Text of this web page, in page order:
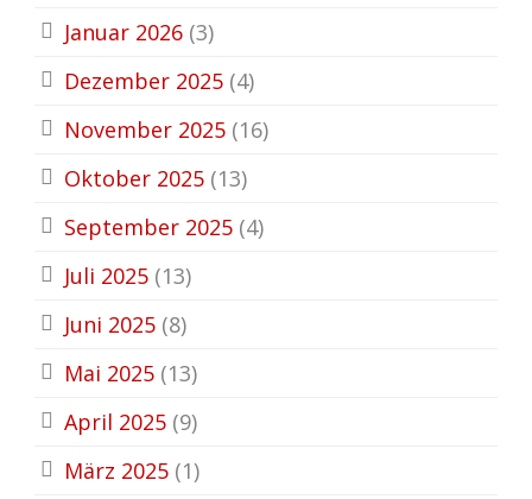
Januar 2026 (3)
Dezember 2025 (4)
November 2025 (16)
Oktober 2025 (13)
September 2025 (4)
Juli 2025 (13)
Juni 2025 (8)
Mai 2025 (13)
April 2025 (9)
März 2025 (1)